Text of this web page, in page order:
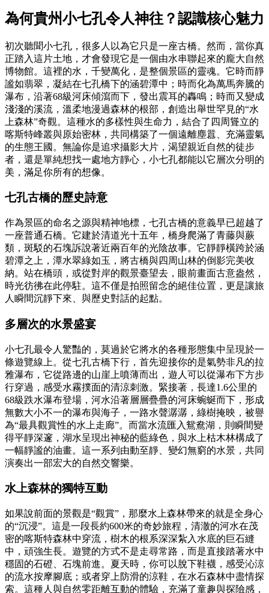
為何貴州小七孔令人神往？認識核心魅力
初次聽聞小七孔，很多人以為它只是一座古橋。然而，當你真
正踏入這片土地，才會發現它是一個由水串聯起來的龐大自然
博物館。這裡的水，千變萬化，是整個景區的靈魂。它時而靜
謐如翡翠，凝結在七孔橋下的涵碧潭中；時而化為萬馬奔騰的
瀑布，沿著68級河床傾瀉而下，發出震耳的轟鳴；時而又變成
淺淺的溪流，溫柔地漫過森林的根部，創造出舉世罕見的“水
上森林”奇觀。這種水的多樣性與生命力，結合了四周聳立的
喀斯特峰叢與原始密林，共同構築了一個遠離塵囂、充滿靈氣
的生態王國。無論你是追求攝影大片，渴望親近自然的徒步
者，還是單純想找一處地方靜心，小七孔都能以它層次分明的
美，滿足你所有的想像。
七孔古橋的歷史詩意
作為景區的命名之源與精神地標，七孔古橋的意義早已超越了
一座普通石橋。它建於清道光十五年，橋身爬滿了青藤與蕨
類，斑駁的石塊訴說著近兩百年的光陰故事。它靜靜橫跨於涵
碧潭之上，潭水翠綠如玉，將古橋與四周山林的倒影完美收
納。站在橋頭，或從對岸的觀景臺望去，眼前畫面古意盎然，
時光彷彿在此停駐。這不僅是拍照留念的絕佳位置，更是讓旅
人瞬間沉靜下來、與歷史對話的起點。
多層次的水景盛宴
小七孔最令人驚豔的，莫過於它將水的各種形態集中呈現於一
條遊覽線上。從七孔古橋下行，首先迎接你的是氣勢非凡的拉
雅瀑布，它從路邊的山崖上噴薄而出，遊人可以從瀑布下方步
行穿過，感受水霧撲面的清涼刺激。緊接著，長達1.6公里的
68級跌水瀑布登場，河水沿著層層疊疊的河床蜿蜒而下，形成
無數大小不一的瀑布與海子，一路水聲潺潺，綠樹掩映，被譽
為“最具觀賞性的水上走廊”。而當水流匯入鴛鴦湖，則瞬間變
得平靜深邃，湖水呈現出神秘的藍綠色，與水上枯木林構成了
一幅靜謐的油畫。這一系列由動至靜、變幻無窮的水景，共同
演奏出一部宏大的自然交響樂。
水上森林的獨特互動
如果說前面的景觀是“觀賞”，那麼水上森林帶來的就是全身心
的“沉浸”。這是一段長約600米的奇妙旅程，清澈的河水在茂
密的喀斯特森林中穿流，樹木的根系深深紮入水底的巨石縫
中，頑強生長。遊覽的方式不是走尋常路，而是直接踏著水中
穩固的石磴、石塊前進。夏天時，你可以脫下鞋襪，感受沁涼
的流水按摩腳底；或者穿上防滑的涼鞋，在水石森林中盡情探
索。這種人與自然零距離互動的體驗，充滿了童趣與探險感，